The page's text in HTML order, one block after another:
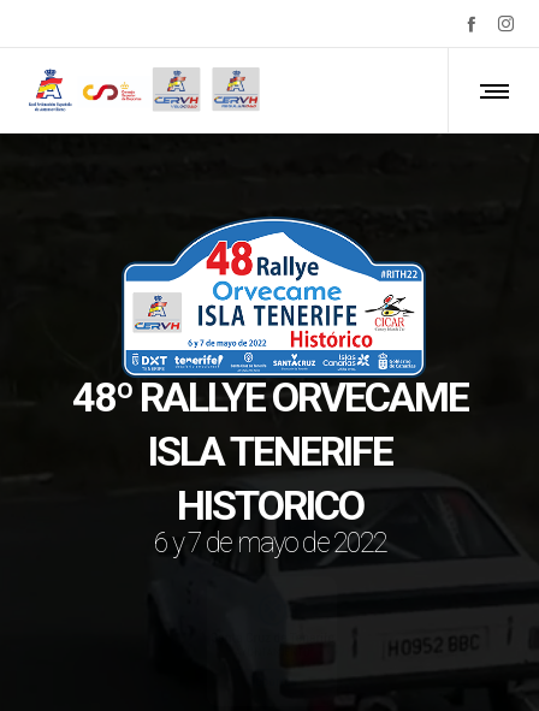
48º RALLYE ORVECAME
ISLA TENERIFE
HISTORICO
6 y 7 de mayo de 2022